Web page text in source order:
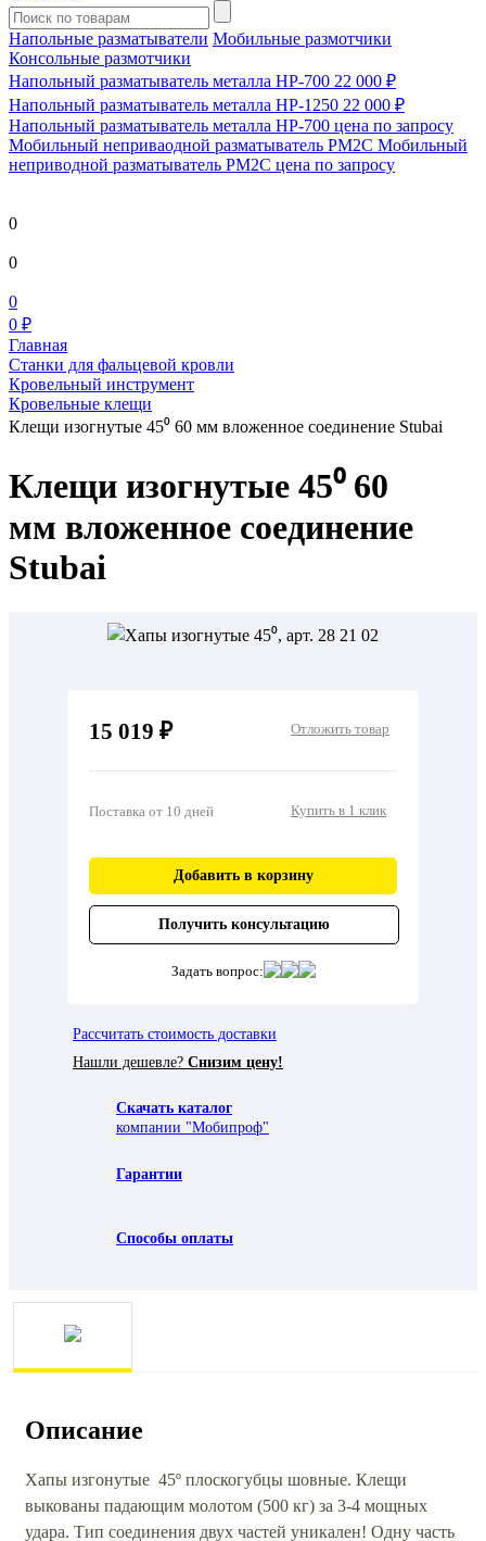
Напольные разматыватели Мобильные размотчики
Консольные размотчики
Напольный разматыватель металла HP-700 22 000 ₽
Напольный разматыватель металла HP-1250 22 000 ₽
Напольный разматыватель металла HP-700 цена по запросу
Мобильный непривaодной разматыватель РМ2С Мобильный
неприводной разматыватель РМ2С цена по запросу
0
0
0
0 ₽
Главная
Станки для фальцевой кровли
Кровельный инструмент
Кровельные клещи
Клещи изогнутые 45⁰ 60 мм вложенное соединение Stubai
Клещи изогнутые 45⁰ 60
мм вложенное соединение
Stubai
15 019 ₽ Отложить товар
Поставка от 10 дней Купить в 1 клик
Добавить в корзину
Получить консультацию
Задать вопрос:
Рассчитать стоимость доставки
Нашли дешевле? Снизим цену!
Скачать каталог
компании "Мобипроф"
Гарантии
Способы оплаты
Описание
Хапы изгонутые 45º плоскогубцы шовные. Клещи
выкованы падающим молотом (500 кг) за 3-4 мощных
удара. Тип соединения двух частей уникален! Одну часть